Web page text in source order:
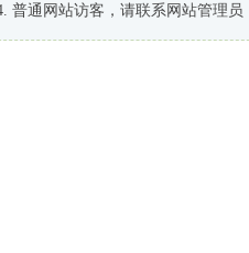
普通网站访客，请联系网站管理员